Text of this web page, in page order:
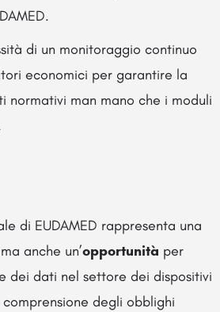
di un monitoraggio continuo
economici per garantire la
normativi man mano che i moduli
di EUDAMED rappresenta una
anche un’opportunità per
dei dati nel settore dei dispositivi
degli obblighi